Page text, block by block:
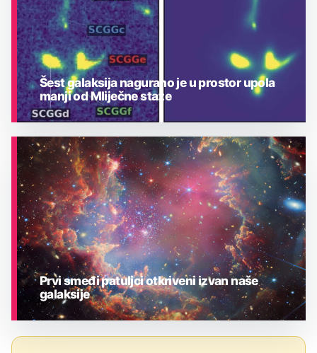
ASTRONOMIJA
Šest galaksija nagurano je u prostor upola
manji od Mliječne staze
Prvi smeđi patuljci otkriveni izvan naše
galaksije